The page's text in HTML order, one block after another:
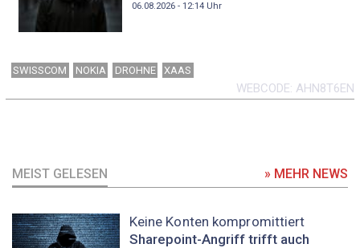
06.08.2026 - 12:14Uhr
SWISSCOM NOKIA DROHNE XAAS
WEBCODE AHN8T6EN
MEIST GELESEN » MEHR NEWS
Keine Konten kompromittiert
Sharepoint-Angriff trifft auch